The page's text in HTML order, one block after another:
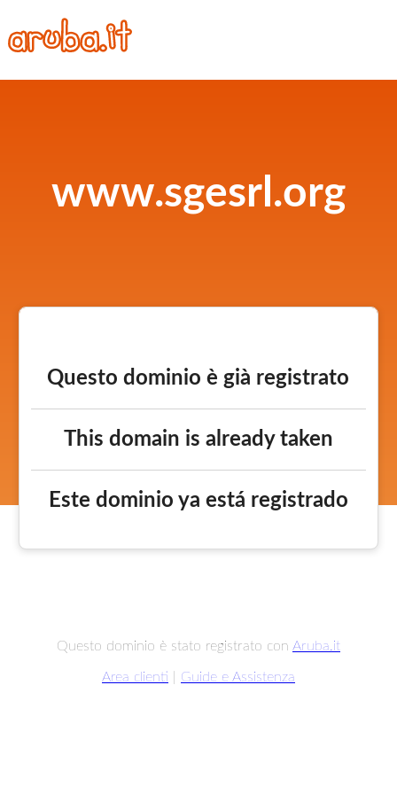
www.sgesrl.org
Questo dominio è già registrato
This domain is already taken
Este dominio ya está registrado
Questo dominio è stato registrato con Aruba.it
Area clienti Guide e Assistenza